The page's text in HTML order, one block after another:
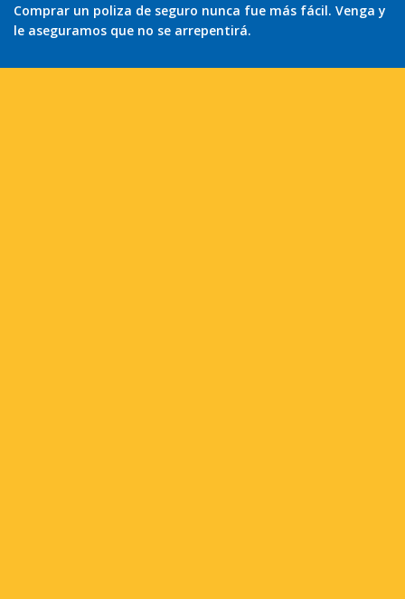
Comprar un poliza de seguro nunca fue más fácil. Venga y
le aseguramos que no se arrepentirá.